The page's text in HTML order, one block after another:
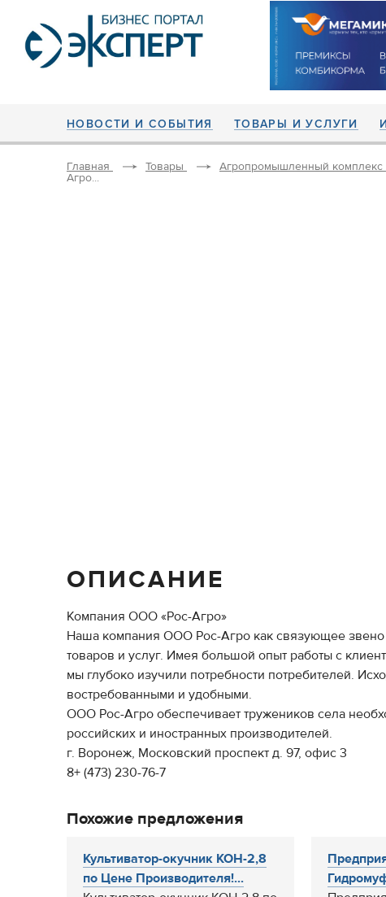
НОВОСТИ И СОБЫТИЯ ТОВАРЫ И УСЛУГИ
Главная Товары Агропромышленный комплекс
Агро...
ОПИСАНИЕ
Компания ООО «Рос-Агро»
Наша компания ООО Рос-Агро как связующее звено
товаров и услуг. Имея большой опыт работы с
мы глубоко изучили потребности потребителей.
востребованными и удобными.
ООО Рос-Агро обеспечивает тружеников села
российских и иностранных производителей.
г. Воронеж, Московский проспект д. 97, офис 3
8+ (473) 230-76-7
Похожие предложения
Культиватор-окучник КОН-2,8
по Цене Производителя!...